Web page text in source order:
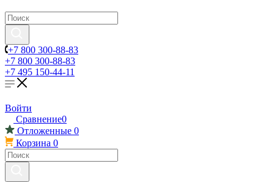
+7 800 300-88-83
+7 800 300-88-83
+7 495 150-44-11
Войти
Сравнение0
Отложенные 0
Корзина 0